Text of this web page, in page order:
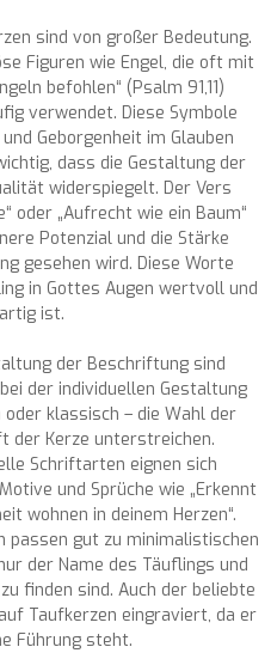
sind von großer Bedeutung.
Figuren wie Engel, die oft mit
befohlen“ (Psalm 91,11)
verwendet. Diese Symbole
Geborgenheit im Glauben
dass die Gestaltung der
widerspiegelt. Der Vers
oder „Aufrecht wie ein Baum“
Potenzial und die Stärke
gesehen wird. Diese Worte
in Gottes Augen wertvoll und
ist.
der Beschriftung sind
der individuellen Gestaltung
klassisch – die Wahl der
der Kerze unterstreichen.
Schriftarten eignen sich
und Sprüche wie „Erkennt
wohnen in deinem Herzen“.
passen gut zu minimalistischen
der Name des Täuflings und
finden sind. Auch der beliebte
Taufkerzen eingraviert, da er
Führung steht.